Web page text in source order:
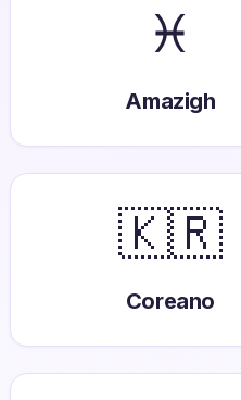
♓
Amazigh
🇰🇷
Coreano